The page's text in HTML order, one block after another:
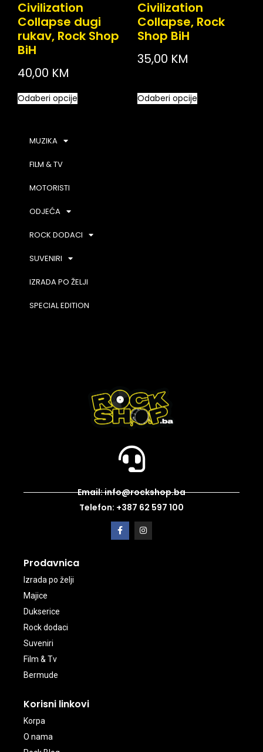
Civilization
Collapse dugi
rukav, Rock Shop
BiH
40,00 KM
Odaberi opcije
Civilization
Collapse, Rock
Shop BiH
35,00 KM
Odaberi opcije
MUZIKA
FILM & TV
MOTORISTI
ODJEĆA
ROCK DODACI
SUVENIRI
IZRADA PO ŽELJI
SPECIAL EDITION
Email: info@rockshop.ba
Telefon: +387 62 597 100
Prodavnica
Izrada po želji
Majice
Dukserice
Rock dodaci
Suveniri
Film & Tv
Bermude
Korisni linkovi
Korpa
O nama